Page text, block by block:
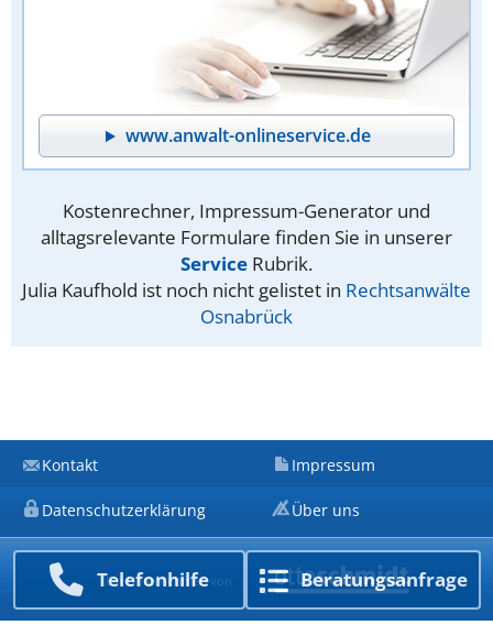
www.anwalt-onlineservice.de
Kostenrechner, Impressum-Generator und
alltagsrelevante Formulare finden Sie in unserer
Service Rubrik.
Julia Kaufhold ist noch nicht gelistet in Rechtsanwälte
Osnabrück
Telefon­hilfe Beratungs­anfrage
Kontakt Impressum
Datenschutzerklärung Über uns
Ein Unternehmen von